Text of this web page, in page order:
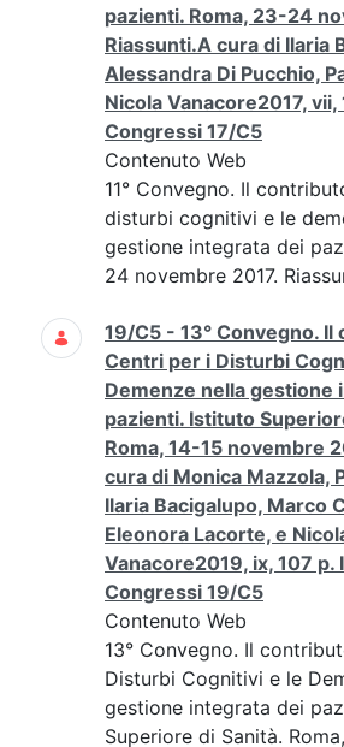
pazienti. Roma, 23-24
Riassunti.A cura di Ilaria
Alessandra Di Pucchio,
Nicola Vanacore2017, vii,
Congressi 17/C5
Contenuto Web
11° Convegno. Il
disturbi cognitivi e le
gestione integrata dei
24 novembre 2017.
19/C5 - 13° Convegno.
Centri per i Disturbi
Demenze nella gestione
pazienti. Istituto
Roma, 14-15 novembre
cura di Monica Mazzola,
Ilaria Bacigalupo, Marco
Eleonora Lacorte, e
Vanacore2019, ix, 107 p.
Congressi 19/C5
Contenuto Web
13° Convegno. Il
Disturbi Cognitivi e le
gestione integrata dei
Superiore di Sanità.